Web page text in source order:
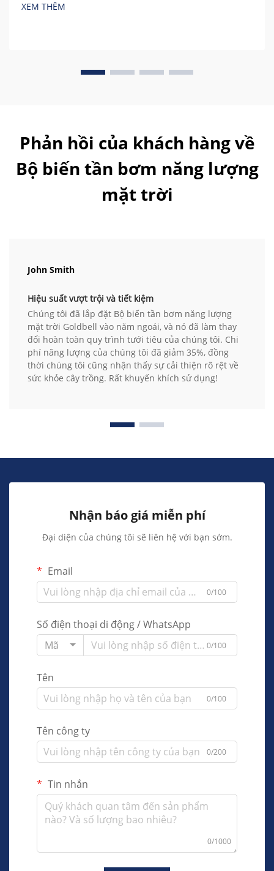
XEM THÊM
Phản hồi của khách hàng về
Bộ biến tần bơm năng lượng
mặt trời
John Smith
Hiệu suất vượt trội và tiết kiệm
Chúng tôi đã lắp đặt Bộ biến tần bơm năng lượng
mặt trời Goldbell vào năm ngoái, và nó đã làm thay
đổi hoàn toàn quy trình tưới tiêu của chúng tôi. Chi
phí năng lượng của chúng tôi đã giảm 35%, đồng
thời chúng tôi cũng nhận thấy sự cải thiện rõ rệt về
sức khỏe cây trồng. Rất khuyến khích sử dụng!
Nhận báo giá miễn phí
Đại diện của chúng tôi sẽ liên hệ với bạn sớm.
Email
0/100
Số điện thoại di động / WhatsApp
Mã
0/100
Tên
0/100
Tên công ty
0/200
Tin nhắn
0/1000